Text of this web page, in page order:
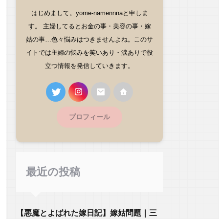
はじめまして。yome-namennnaと申しま
す。 主婦してるとお金の事・美容の事・嫁
姑の事…色々悩みはつきませんよね。このサ
イトでは主婦の悩みを笑いあり・涙ありで役
立つ情報を発信していきます。
プロフィール
最近の投稿
【悪魔とよばれた嫁日記】嫁姑問題｜三